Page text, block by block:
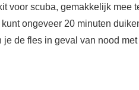
voor scuba, gemakkelijk
ongeveer 20 minuten
de fles in geval van nood